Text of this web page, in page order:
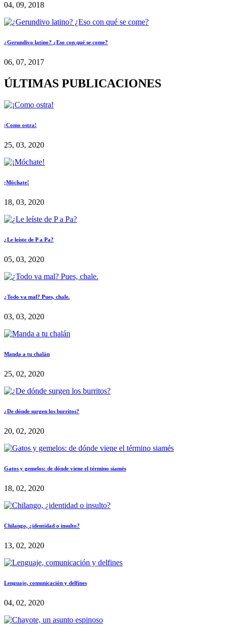
04, 09, 2018
¿Gerundivo latino? ¿Eso con qué se come?
06, 07, 2017
ÚLTIMAS PUBLICACIONES
¡Como ostra!
25, 03, 2020
¡Móchate!
18, 03, 2020
¿Le leíste de P a Pa?
05, 03, 2020
¿Todo va mal? Pues, chale.
03, 03, 2020
Manda a tu chalán
25, 02, 2020
¿De dónde surgen los burritos?
20, 02, 2020
Gatos y gemelos: de dónde viene el término siamés
18, 02, 2020
Chilango, ¿identidad o insulto?
13, 02, 2020
Lenguaje, comunicación y delfines
04, 02, 2020